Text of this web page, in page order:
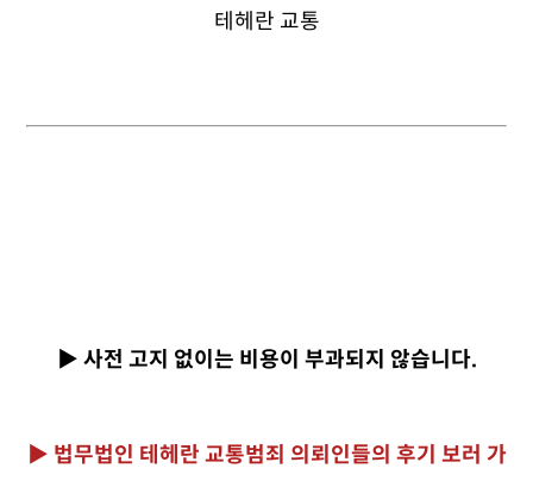
▶ 사전 고지 없이는 비용이 부과되지 않습니다.
▶ 법무법인 테헤란 교통범죄 의뢰인들의 후기 보러 가